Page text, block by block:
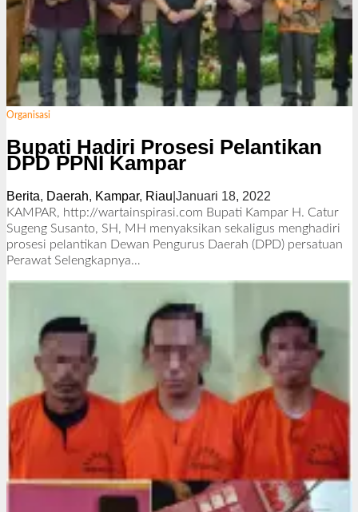
Organisasi
Bupati Hadiri Prosesi Pelantikan
DPD PPNI Kampar
Berita, Daerah, Kampar, Riau Januari 18, 2022
l
e
h
k
s
KAMPAR, http://wartainspirasi.com Bupati Kampar H. Catur
Sugeng Susanto, SH, MH menyaksikan sekaligus menghadiri
prosesi pelantikan Dewan Pengurus Daerah (DPD) persatuan
Perawat Selengkapnya…